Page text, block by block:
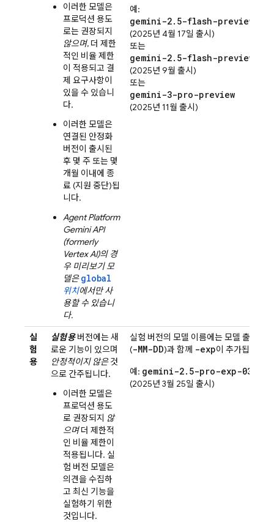
이러한 모델은
프로덕션 용도
로는 권장되지
않으며, 더 제한
적인 비율 제한
이 적용되고 결
제 요구사항이
있을 수 있습니
다.
이러한 모델은
연결된 안정화
버전이 출시된
후 몇 주 또는 몇
개월 이내에 종
료 (지원 중단)됩
니다.
Agent Platform
Gemini API
(formerly
Vertex AI)의 경
우 미리보기 모
델은global
위치에서만 사
용할 수 있습니
다.
예:
gemini-2.5-flash-preview-04-
(2025년 4월 17일 출시)
또는
gemini-2.5-flash-preview-09-
(2025년 9월 출시)
또는
gemini-3-pro-preview
(2025년 11월 출시)
실
험
용
실험용버전에는 새
로운 기능이 있으며
안정적이지 않은것
으로 간주됩니다.
이러한 모델은
프로덕션 용도
로 권장되지 않
으며더 제한적
인 비율 제한이
적용됩니다. 실
험 버전 모델은
의견을 수집하
고 최신 기능을
실험하기 위한
것입니다.
실험 버전의 모델 이름에는 모델 출시일
(-MM-DD)과 함께 -exp이 추가됩니다.
예: gemini-2.5-pro-exp-03-25
(2025년 3월 25일 출시)